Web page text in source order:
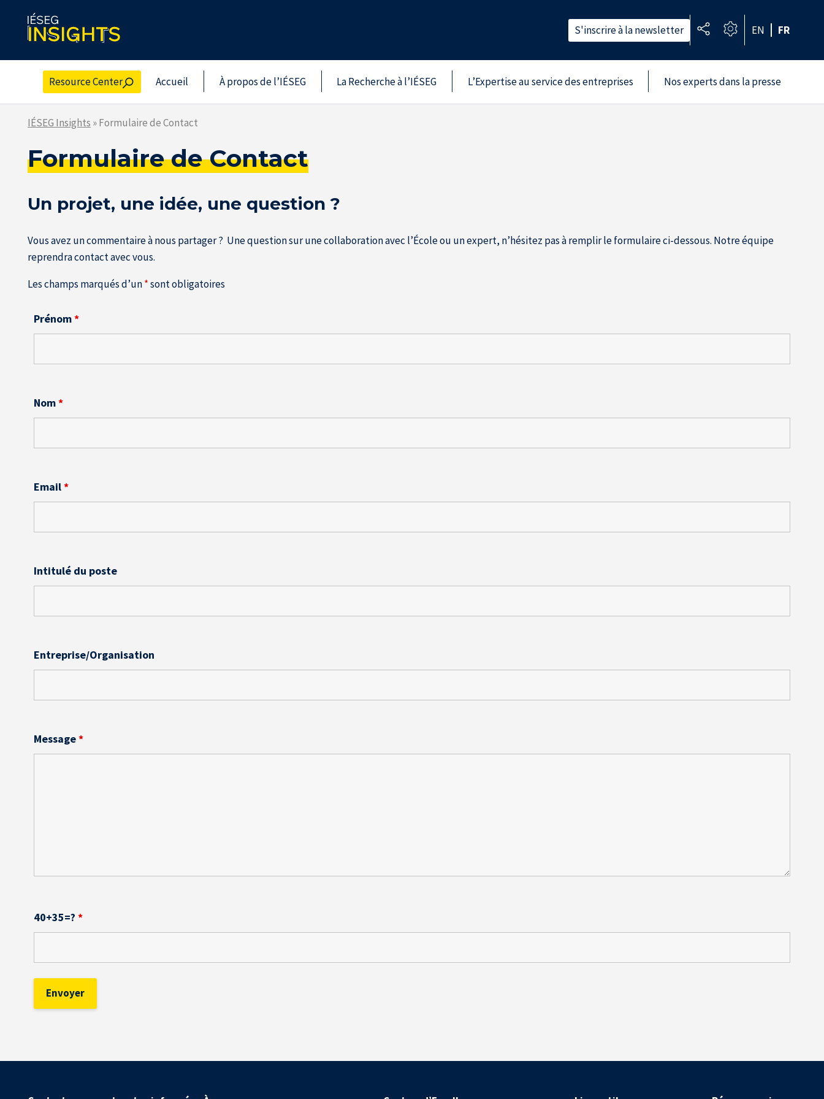
S'inscrire à la newsletter EN FR
Resource Center Accueil À propos de l’IÉSEG La Recherche à l’IÉSEG L’Expertise au service des entreprises Nos experts dans la presse
content
IÉSEG Insights »Formulaire de Contact
Formulaire de Contact
Un projet, une idée, une question ?
Vous avez un commentaire à nous partager ? Une question sur une collaboration avec l’École ou un expert, n’hésitez pas à remplir le formulaire ci-dessous. Notre équipe
reprendra contact avec vous.
Les champs marqués d’un*sont obligatoires
Prénom*
Nom*
Email*
Intitulé du poste
Entreprise/Organisation
Message*
40+35=? *